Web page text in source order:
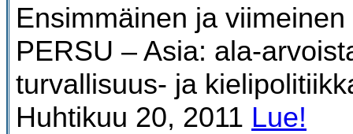
Ensimmäinen ja
PERSU – Asia: ala-
turvallisuus- ja
Huhtikuu 20, 2011 Lue!